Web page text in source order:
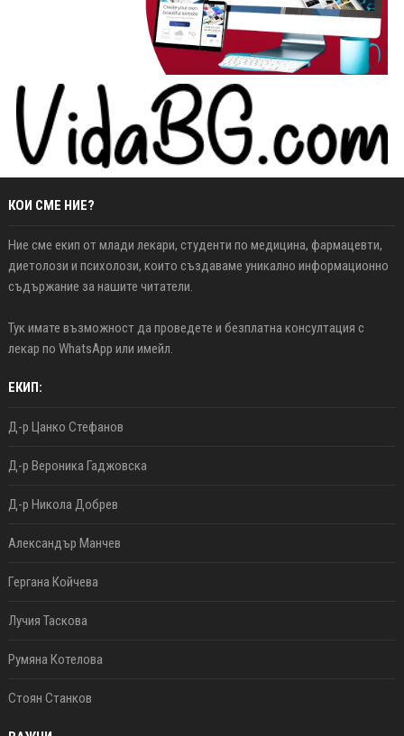
КОИ СМЕ НИЕ?
Ние сме екип от млади лекари, студенти по медицина, фармацевти,
диетолози и психолози, които създаваме уникално информационно
съдържание за нашите читатели.
Тук имате възможност да проведете и безплатна консултация с
лекар по WhatsApp или имейл.
ЕКИП:
Д-р Цанко Стефанов
Д-р Вероника Гаджовска
Д-р Никола Добрев
Александър Манчев
Гергана Койчева
Лучия Таскова
Румяна Котелова
Стоян Станков